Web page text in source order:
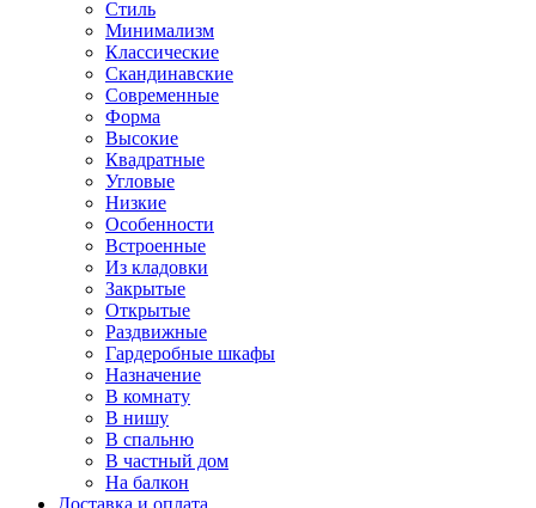
Стиль
Минимализм
Классические
Скандинавские
Современные
Форма
Высокие
Квадратные
Угловые
Низкие
Особенности
Встроенные
Из кладовки
Закрытые
Открытые
Раздвижные
Гардеробные шкафы
Назначение
В комнату
В нишу
В спальню
В частный дом
На балкон
Доставка и оплата